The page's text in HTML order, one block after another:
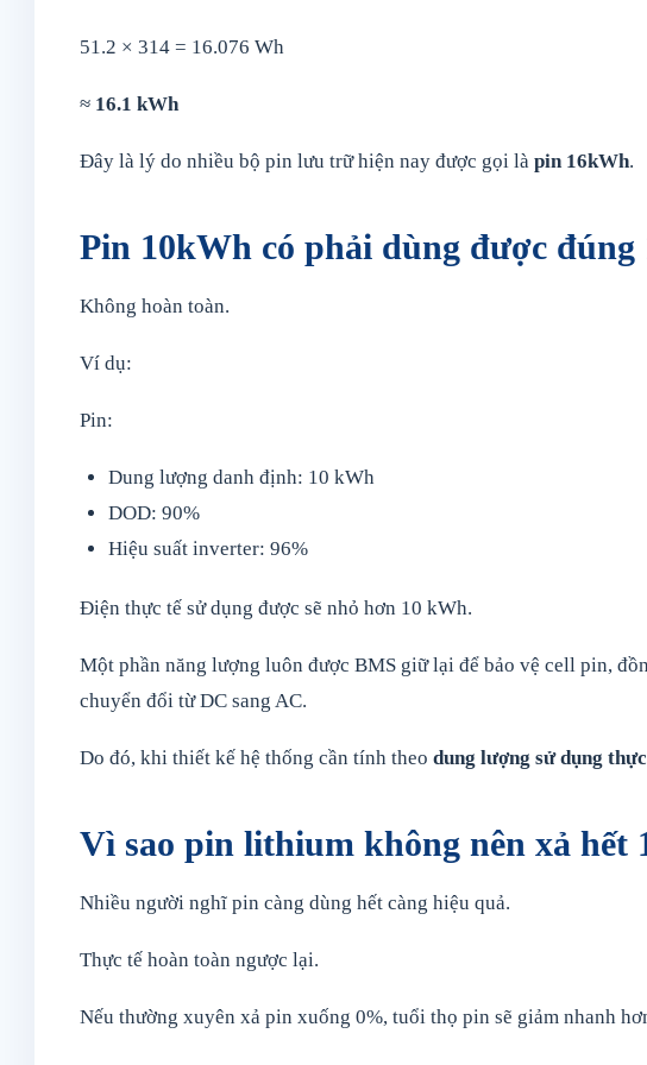
51.2 × 314 = 16.076 Wh
≈ 16.1 kWh
Đây là lý do nhiều bộ pin lưu trữ hiện nay được gọi là pin 16kWh.
Pin 10kWh có phải dùng được đúng
Không hoàn toàn.
Ví dụ:
Pin:
Dung lượng danh định: 10 kWh
DOD: 90%
Hiệu suất inverter: 96%
Điện thực tế sử dụng được sẽ nhỏ hơn 10 kWh.
Một phần năng lượng luôn được BMS giữ lại để bảo vệ cell pin,
chuyển đổi từ DC sang AC.
Do đó, khi thiết kế hệ thống cần tính theo dung lượng sử dụng
Vì sao pin lithium không nên xả hết
Nhiều người nghĩ pin càng dùng hết càng hiệu quả.
Thực tế hoàn toàn ngược lại.
Nếu thường xuyên xả pin xuống 0%, tuổi thọ pin sẽ giảm nhanh